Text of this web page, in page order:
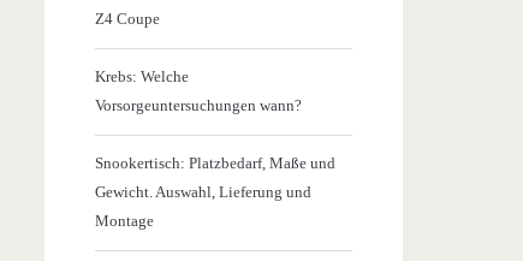
Z4 Coupe
Krebs: Welche
Vorsorgeuntersuchungen wann?
Snookertisch: Platzbedarf, Maße und
Gewicht. Auswahl, Lieferung und
Montage